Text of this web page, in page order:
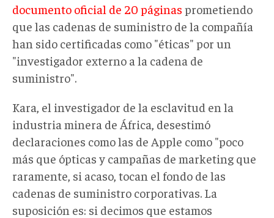
documento oficial de 20 páginas prometiendo
que las cadenas de suministro de la compañía
han sido certificadas como "éticas" por un
"investigador externo a la cadena de
suministro".
Kara, el investigador de la esclavitud en la
industria minera de África, desestimó
declaraciones como las de Apple como "poco
más que ópticas y campañas de marketing que
raramente, si acaso, tocan el fondo de las
cadenas de suministro corporativas. La
suposición es: si decimos que estamos